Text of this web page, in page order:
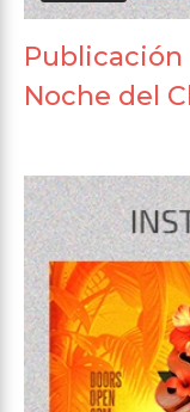
Noche del